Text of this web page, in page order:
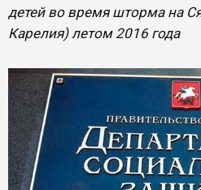
детей во время шторма на
Карелия) летом 2016 года